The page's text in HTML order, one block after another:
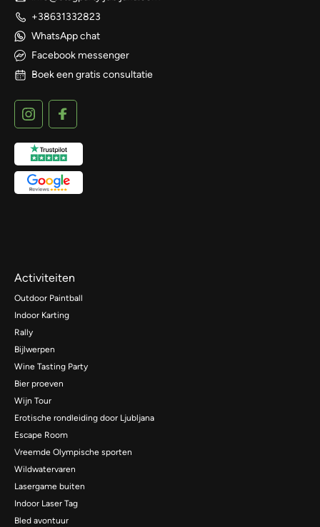
+38631332823
WhatsApp chat
Facebook messenger
Boek een gratis consultatie
Activiteiten
Outdoor Paintball
Indoor Karting
Rally
Bijlwerpen
Wine Tasting Party
Bier proeven
Wijn Tour
Erotische rondleiding door Ljubljana
Escape Room
Vreemde Olympische sporten
Wildwatervaren
Lasergame buiten
Indoor Laser Tag
Bled avontuur